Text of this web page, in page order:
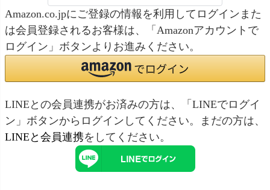
Amazon.co.jpにご登録の情報を利用してログインまた
は会員登録されるお客様は、「Amazonアカウントで
ログイン」ボタンよりお進みください。
LINEとの会員連携がお済みの方は、「LINEでログイ
ン」ボタンからログインしてください。まだの方は、
LINEと会員連携をしてください。